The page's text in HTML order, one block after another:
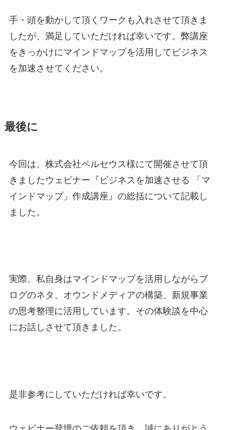
手・頭を動かして頂くワークも入れさせて頂きま
したが、満足していただければ幸いです。弊講座
をきっかけにマインドマップを活用してビジネス
を加速させてください。
最後に
今回は、株式会社ペルセウス様にて開催させて頂
きましたウェビナー『ビジネスを加速させる 「マ
インドマップ」作成講座』の総括について記載し
ました。
実際、私自身はマインドマップを活用しながらブ
ログのネタ、オウンドメディアの構築、新規事業
の思考整理に活用しています。その体験談を中心
にお話しさせて頂きました。
是非参考にしていただければ幸いです。